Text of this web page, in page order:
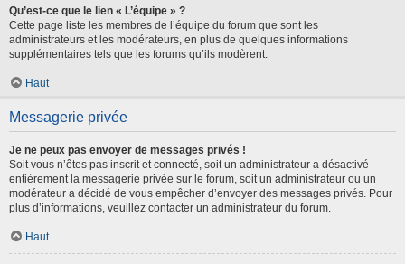
Qu’est-ce que le lien « L’équipe » ?
Cette page liste les membres de l’équipe du forum que sont les
administrateurs et les modérateurs, en plus de quelques informations
supplémentaires tels que les forums qu’ils modèrent.
Haut
Messagerie privée
Je ne peux pas envoyer de messages privés !
Soit vous n’êtes pas inscrit et connecté, soit un administrateur a désactivé
entièrement la messagerie privée sur le forum, soit un administrateur ou un
modérateur a décidé de vous empêcher d’envoyer des messages privés. Pour
plus d’informations, veuillez contacter un administrateur du forum.
Haut